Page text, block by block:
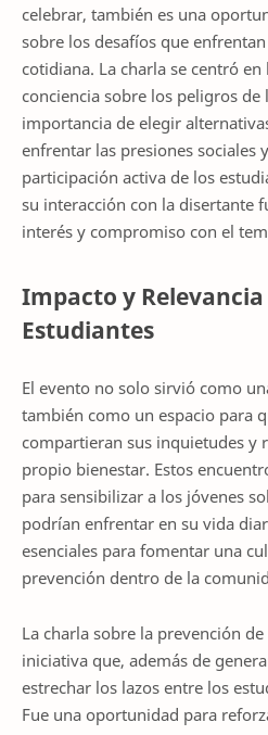
celebrar, también es una
sobre los desafíos que
cotidiana. La charla se centró
conciencia sobre los peligros de
importancia de elegir
enfrentar las presiones sociales
participación activa de los
su interacción con la disertante
interés y compromiso con el
Impacto y
Estudiantes
El evento no solo sirvió como
también como un espacio para
compartieran sus inquietudes y
propio bienestar. Estos
para sensibilizar a los jóvenes
podrían enfrentar en su vida
esenciales para fomentar una
prevención dentro de la
La charla sobre la prevención
iniciativa que, además de
estrechar los lazos entre los
Fue una oportunidad para